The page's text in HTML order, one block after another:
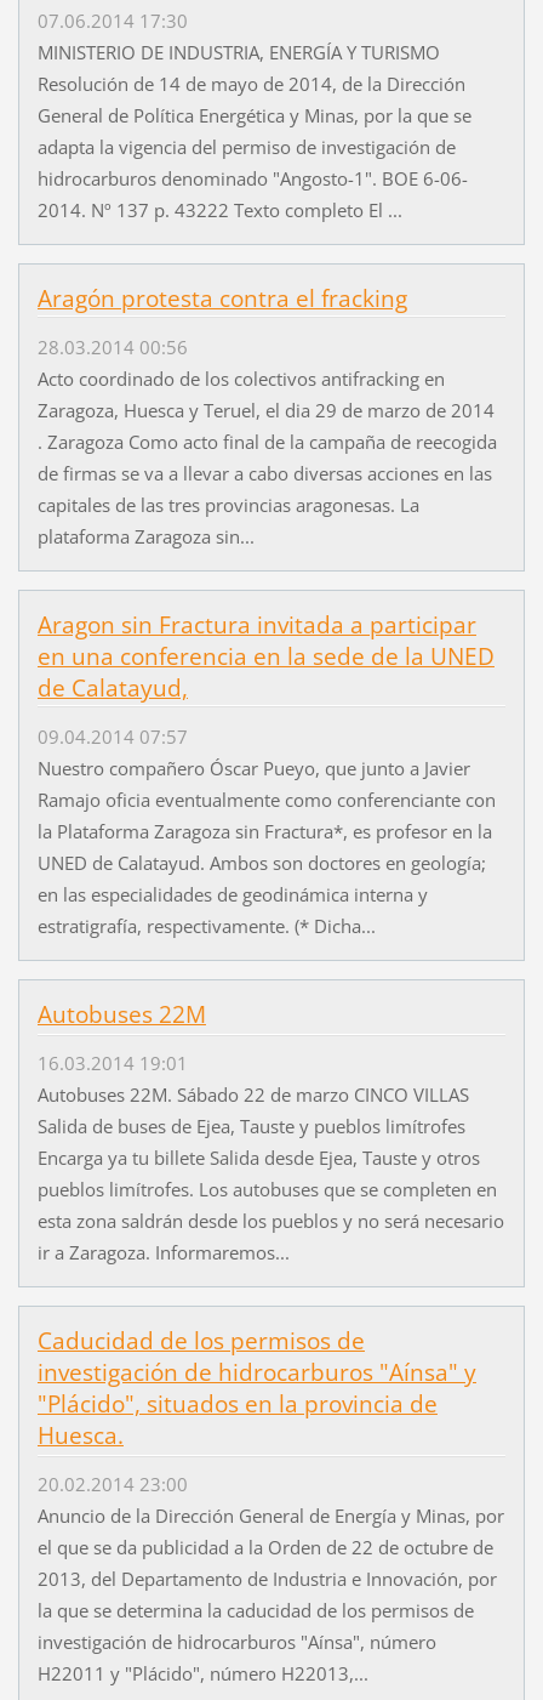
07.06.2014 17:30
MINISTERIO DE INDUSTRIA, ENERGÍA Y TURISMO
Resolución de 14 de mayo de 2014, de la Dirección
General de Política Energética y Minas, por la que se
adapta la vigencia del permiso de investigación de
hidrocarburos denominado "Angosto-1". BOE 6-06-
2014. Nº 137 p. 43222 Texto completo El ...
Aragón protesta contra el fracking
28.03.2014 00:56
Acto coordinado de los colectivos antifracking en
Zaragoza, Huesca y Teruel, el dia 29 de marzo de 2014
. Zaragoza Como acto final de la campaña de reecogida
de firmas se va a llevar a cabo diversas acciones en las
capitales de las tres provincias aragonesas. La
plataforma Zaragoza sin...
Aragon sin Fractura invitada a participar
en una conferencia en la sede de la UNED
de Calatayud,
09.04.2014 07:57
Nuestro compañero Óscar Pueyo, que junto a Javier
Ramajo oficia eventualmente como conferenciante con
la Plataforma Zaragoza sin Fractura*, es profesor en la
UNED de Calatayud. Ambos son doctores en geología;
en las especialidades de geodinámica interna y
estratigrafía, respectivamente. (* Dicha...
Autobuses 22M
16.03.2014 19:01
Autobuses 22M. Sábado 22 de marzo CINCO VILLAS
Salida de buses de Ejea, Tauste y pueblos limítrofes
Encarga ya tu billete Salida desde Ejea, Tauste y otros
pueblos limítrofes. Los autobuses que se completen en
esta zona saldrán desde los pueblos y no será necesario
ir a Zaragoza. Informaremos...
Caducidad de los permisos de
investigación de hidrocarburos "Aínsa" y
"Plácido", situados en la provincia de
Huesca.
20.02.2014 23:00
Anuncio de la Dirección General de Energía y Minas, por
el que se da publicidad a la Orden de 22 de octubre de
2013, del Departamento de Industria e Innovación, por
la que se determina la caducidad de los permisos de
investigación de hidrocarburos "Aínsa", número
H22011 y "Plácido", número H22013,...